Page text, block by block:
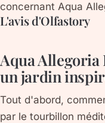
concernant Aqua
L'avis d'Olfastory
Aqua Allegoria
un jardin
Tout d'abord,
par le tourbillon